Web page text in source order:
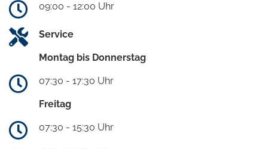
09:00 - 12:00 Uhr
Service
Montag bis Donnerstag
07:30 - 17:30 Uhr
Freitag
07:30 - 15:30 Uhr